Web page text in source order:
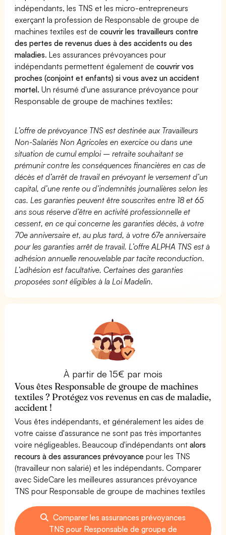
indépendants, les TNS et les micro-entrepreneurs
exerçant la profession de Responsable de groupe de
machines textiles est decouvrir les travailleurs contre
des pertes de revenus dues à des accidents ou des
maladies. Les assurances prévoyances pour
indépendants permettent également decouvrir vos
proches (conjoint et enfants) si vous avez un accident
mortel. Un résumé d'une assurance prévoyance pour
Responsable de groupe de machines textiles:
L’offre de prévoyance TNS est destinée aux Travailleurs
Non-Salariés Non Agricoles en exercice ou dans une
situation de cumul emploi – retraite souhaitant se
prémunir contre les conséquences financières en cas de
décès et d’arrêt de travail en prévoyant le versement d’un
capital, d’une rente ou d’indemnités journalières selon les
cas. Les garanties peuvent être souscrites entre 18 et 65
ans sous réserve d’être en activité professionnelle et
cessent, en ce qui concerne les garanties décès, à votre
70e anniversaire et, au plus tard, à votre 67e anniversaire
pour les garanties arrêt de travail. L’offre ALPHA TNS est à
adhésion annuelle renouvelable par tacite reconduction.
L’adhésion est facultative. Certaines des garanties
proposées sont éligibles à la Loi Madelin.
À partir de 15€ par mois
Vous êtes Responsable de groupe de machines
textiles ? Protégez vos revenus en cas de maladie,
accident !
Vous êtes indépendants, et généralement les aides de
votre caisse d'assurance ne sont pas très importantes
voire négligeables. Beaucoup d'indépendants ontalors
recours à des assurances prévoyance pour les TNS
(travailleur non salarié) et les indépendants. Comparer
avec SideCare les meilleures assurances prévoyance
TNS pour Responsable de groupe de machines textiles
Comparer les assurances prévoyances
TNS pour Responsable de groupe de